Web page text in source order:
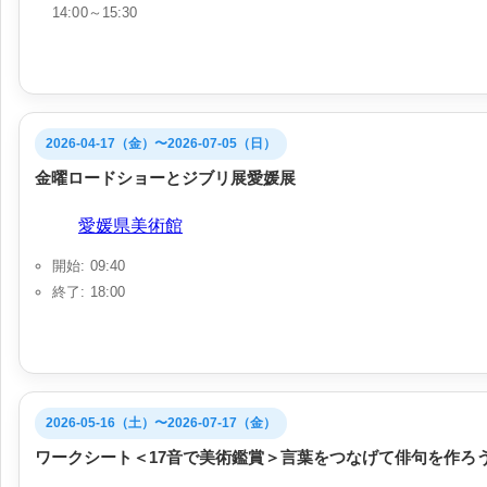
14:00～15:30
2026-04-17（金）〜2026-07-05（日）
金曜ロードショーとジブリ展愛媛展
愛媛県美術館
開始: 09:40
終了: 18:00
2026-05-16（土）〜2026-07-17（金）
ワークシート＜17音で美術鑑賞＞言葉をつなげて俳句を作ろ